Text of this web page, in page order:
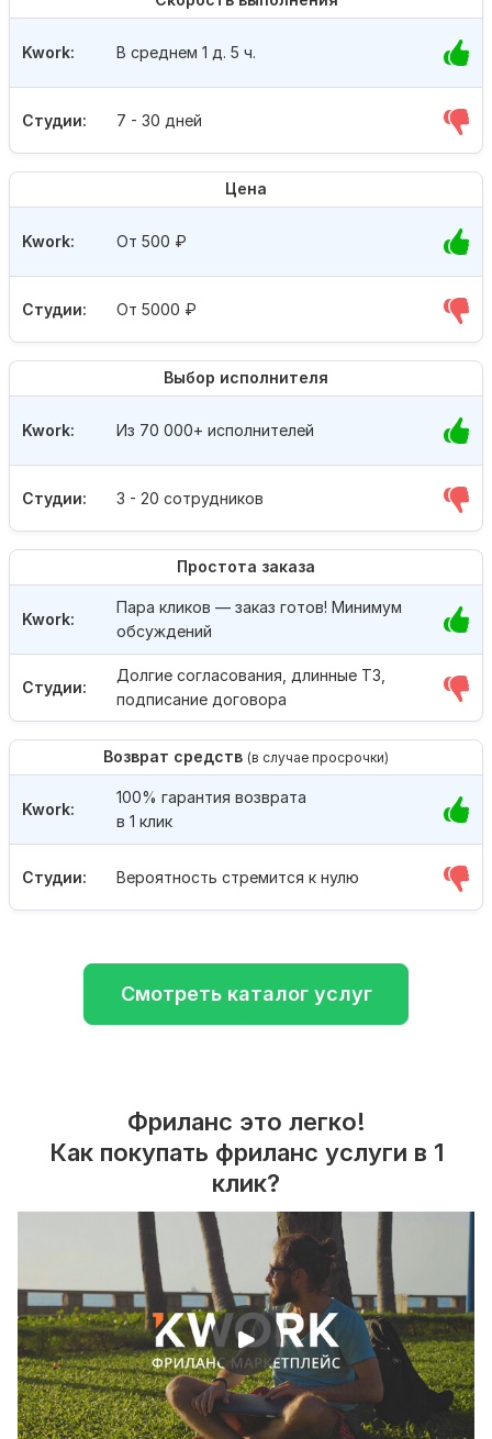
Студии: 7 - 30 дней
Kwork: В среднем 1 д. 5 ч.
Цена
Студии: От 5000 ₽
Kwork: От 500 ₽
Выбор исполнителя
Студии: 3 - 20 сотрудников
Kwork: Из 70 000+ исполнителей
Простота заказа
Студии:
Долгие согласования, длинные ТЗ,
подписание договора
Kwork:
Пара кликов — заказ готов! Минимум
обсуждений
Возврат средств (в случае просрочки)
Студии: Вероятность стремится к нулю
Kwork:
100% гарантия возврата
в 1 клик
Смотреть каталог услуг
Фриланс это легко!
Как покупать фриланс услуги в 1
клик?